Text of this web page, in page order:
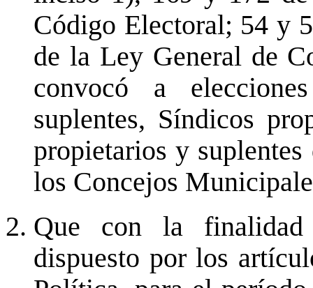
Código Electoral; 54 y
de la Ley General de
convocó a
suplentes, Síndicos
propietarios y
los Concejos
Que con la
dispuesto por los